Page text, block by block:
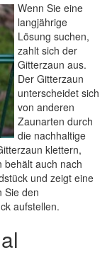
Wenn Sie eine
langjährige
Lösung suchen,
zahlt sich der
Gitterzaun aus.
Der Gitterzaun
unterscheidet sich
von anderen
Zaunarten durch
die nachhaltige
klettern,
behält auch nach
und zeigt eine
Sie den
aufstellen.